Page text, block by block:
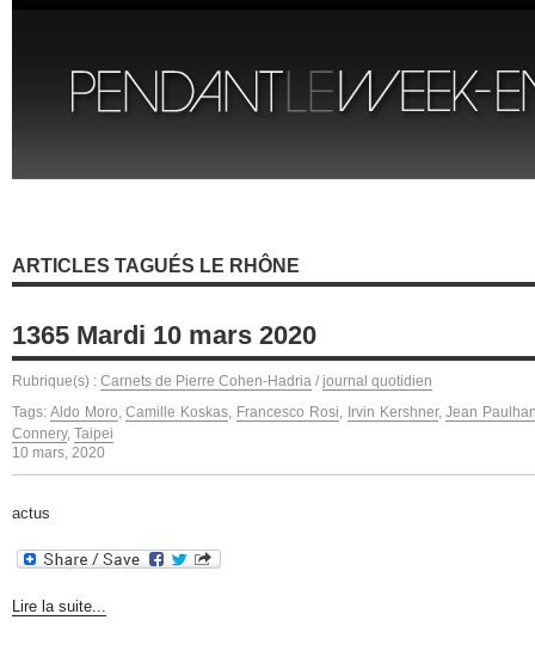
ARTICLES TAGUÉS LE RHÔNE
1365 Mardi 10 mars 2020
Rubrique(s) : Carnets de Pierre Cohen-Hadria / journal quotidien
Tags: Aldo Moro,Camille Koskas, Francesco Rosi, Irvin Kershner,Jean
Connery, Taipei
10 mars, 2020
actus
Lire la suite...